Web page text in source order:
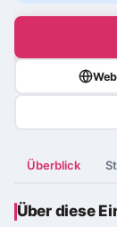
Überblick
Über diese